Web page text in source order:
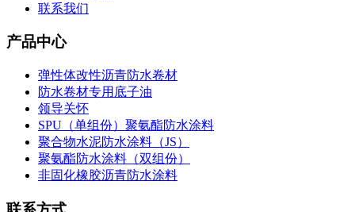
联系我们
产品中心
弹性体改性沥青防水卷材
防水卷材专用底子油
领导关怀
SPU（单组份）聚氨酯防水涂料
聚合物水泥防水涂料（JS）
聚氨酯防水涂料（双组份）
非固化橡胶沥青防水涂料